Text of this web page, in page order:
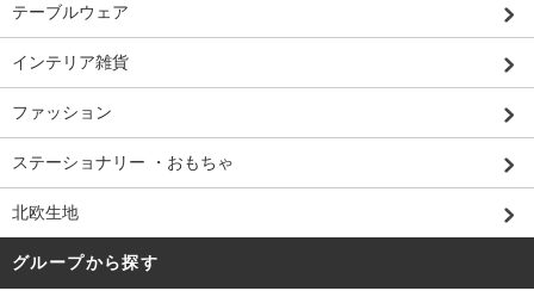
テーブルウェア
インテリア雑貨
ファッション
ステーショナリー ・おもちゃ
北欧生地
グループから探す